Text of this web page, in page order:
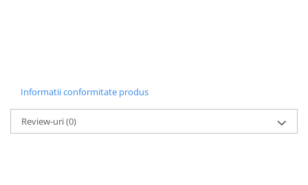
Informatii conformitate produs
Review-uri(0)